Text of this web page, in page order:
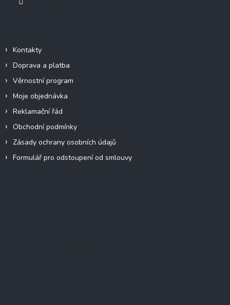
Kontakty
Doprava a platba
Věrnostní program
Moje objednávka
Reklamační řád
Obchodní podmínky
Zásady ochrany osobních údajů
Formulář pro odstoupení od smlouvy